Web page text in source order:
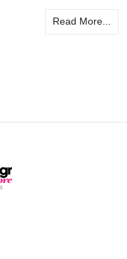
Read More...